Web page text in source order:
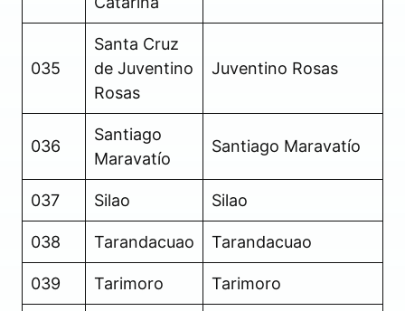
035
Santa Cruz
de Juventino
Rosas
Juventino Rosas
036
Santiago
Maravatío
Santiago Maravatío
037 Silao Silao
038 Tarandacuao Tarandacuao
039 Tarimoro Tarimoro